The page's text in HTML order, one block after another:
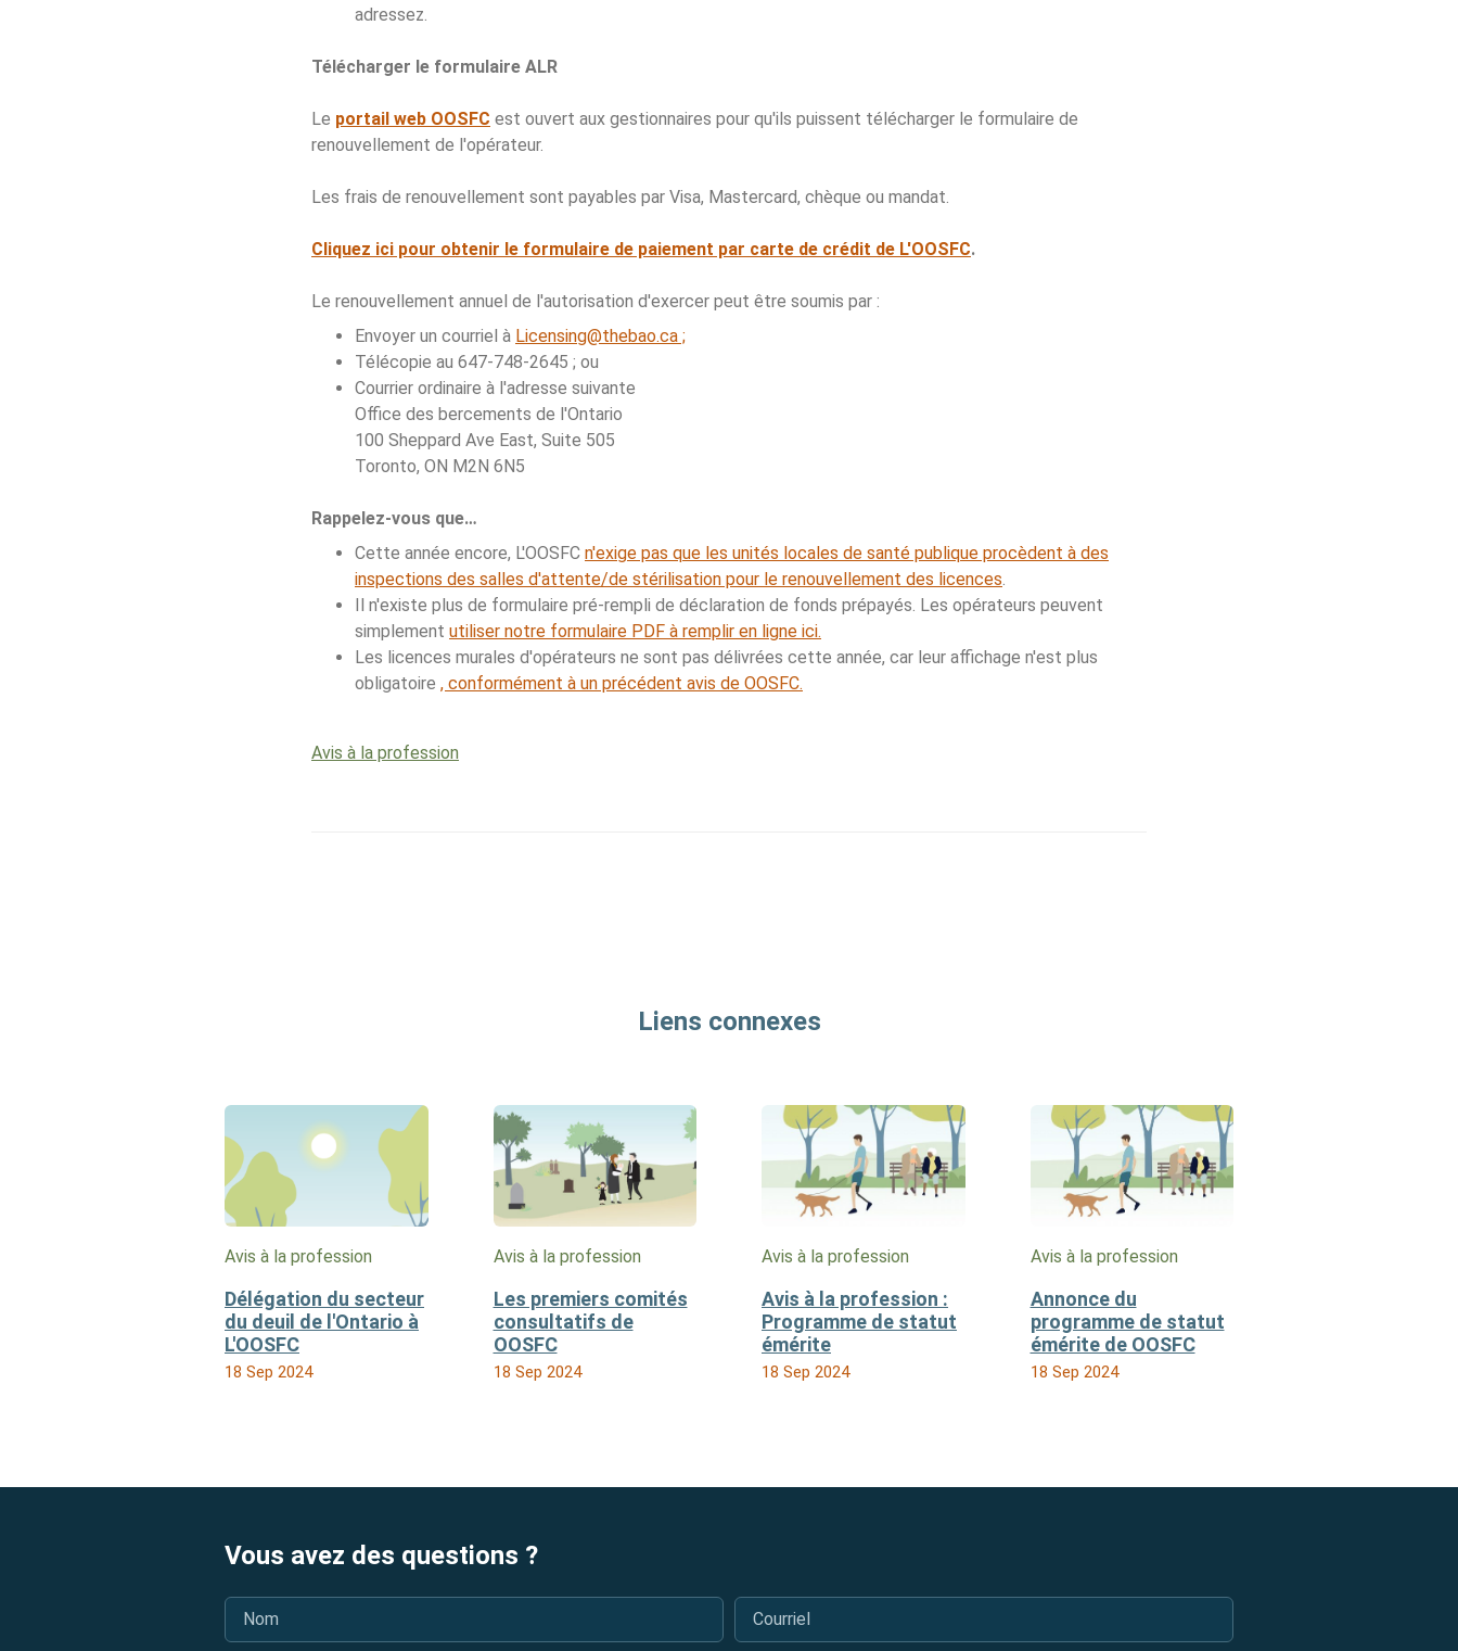
adressez.
Télécharger le formulaire ALR
Le portail web OOSFC est ouvert aux gestionnaires pour qu'ils puissent télécharger le formulaire de
renouvellement de l'opérateur.
Les frais de renouvellement sont payables par Visa, Mastercard, chèque ou mandat.
Cliquez ici pour obtenir le formulaire de paiement par carte de crédit de L'OOSFC.
Le renouvellement annuel de l'autorisation d'exercer peut être soumis par :
Envoyer un courriel à Licensing@thebao.ca ;
Télécopie au 647-748-2645 ; ou
Courrier ordinaire à l'adresse suivante
Office des bercements de l'Ontario
100 Sheppard Ave East, Suite 505
Toronto, ON M2N 6N5
Rappelez-vous que…
Cette année encore, L'OOSFC n'exige pas que les unités locales de santé publique procèdent à des
inspections des salles d'attente/de stérilisation pour le renouvellement des licences
Il n'existe plus de formulaire pré-rempli de déclaration de fonds prépayés. Les opérateurs peuvent
simplement utiliser notre formulaire PDF à remplir en ligne ici.
Les licences murales d'opérateurs ne sont pas délivrées cette année, car leur affichage n'est plus
obligatoire , conformément à un précédent avis de OOSFC.
Avis à la profession
Liens connexes
Avis à la profession
Délégation du secteur
du deuil de l'Ontario à
L'OOSFC
18 Sep 2024
Avis à la profession
Les premiers comités
consultatifs de
OOSFC
18 Sep 2024
Avis à la profession
Avis à la profession :
Programme de statut
émérite
18 Sep 2024
Avis à la profession
Annonce du
programme de statut
émérite de OOSFC
18 Sep 2024
Vous avez des questions ?
Nom Courriel